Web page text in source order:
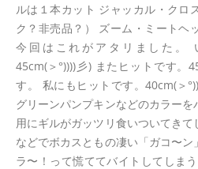
ルは１本カット ジャッカル・クロ
ク？非売品？） ズーム・ミートヘ
今回はこれがアタリました。
45cm(＞°))))彡) またヒットです。
す。 私にもヒットです。40cm(＞
グリーンパンプキンなどのカラー
用にギルがガッツリ食いついてき
などでボカスともの凄い「ガコ〜
ラ〜！って慌ててバイトしてしま